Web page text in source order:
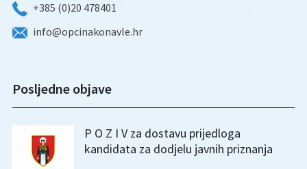
+385 (0)20 478401
info@opcinakonavle.hr
Posljedne objave
P O Z I V za dostavu prijedloga
kandidata za dodjelu javnih priznanja